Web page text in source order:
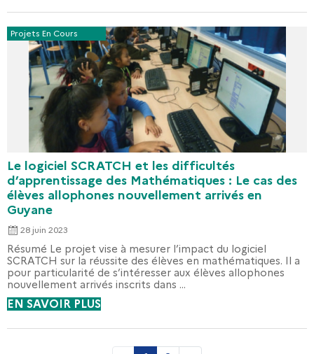
Projets En Cours
Le logiciel SCRATCH et les difficultés
d’apprentissage des Mathématiques : Le cas des
élèves allophones nouvellement arrivés en
Guyane
28 juin 2023
Résumé Le projet vise à mesurer l’impact du logiciel
SCRATCH sur la réussite des élèves en mathématiques. Il a
pour particularité de s’intéresser aux élèves allophones
nouvellement arrivés inscrits dans ...
EN SAVOIR PLUS